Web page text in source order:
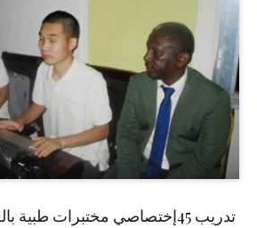
تدريب 45إختصاصي مختبرات